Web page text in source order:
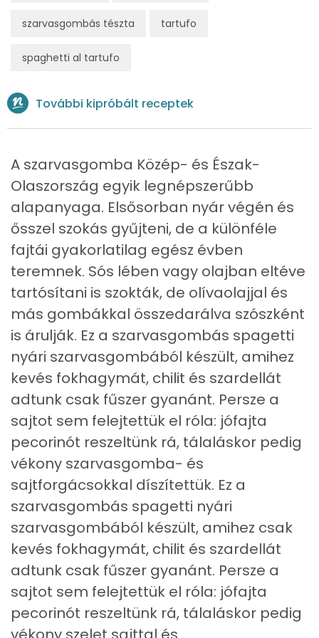
szarvasgombás tészta tartufo
spaghetti al tartufo
Összesen
Cink
Szelén
Kálcium
164 mg
Vas
2 mg
Magnézium
43 mg
Foszfor
231 mg
Nátrium
338 mg
Réz
0 mg
Mangán
1 mg
Szénhidrát
Összesen
48.2 g
Cukor
2 mg
Élelmi rost
Víz
Összesen 10.7 g
Vitaminok
Összesen
0
További kipróbált receptek
A szarvasgomba Közép- és Észak-
Olaszország egyik legnépszerűbb
alapanyaga. Elsősorban nyár végén és
ősszel szokás gyűjteni, de a különféle
fajtái gyakorlatilag egész évben
teremnek. Sós lében vagy olajban eltéve
tartósítani is szokták, de olívaolajjal és
más gombákkal összedarálva szószként
is árulják. Ez a szarvasgombás spagetti
nyári szarvasgombából készült, amihez
kevés fokhagymát, chilit és szardellát
adtunk csak fűszer gyanánt. Persze a
sajtot sem felejtettük el róla: jófajta
pecorinót reszeltünk rá, tálaláskor pedig
vékony szarvasgomba- és
sajtforgácsokkal díszítettük. Ez a
szarvasgombás spagetti nyári
szarvasgombából készült, amihez csak
kevés fokhagymát, chilit és szardellát
adtunk csak fűszer gyanánt. Persze a
sajtot sem felejtettük el róla: jófajta
pecorinót reszeltünk rá, tálaláskor pedig